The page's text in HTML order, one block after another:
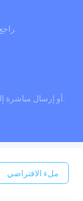
ملء الافتراضي